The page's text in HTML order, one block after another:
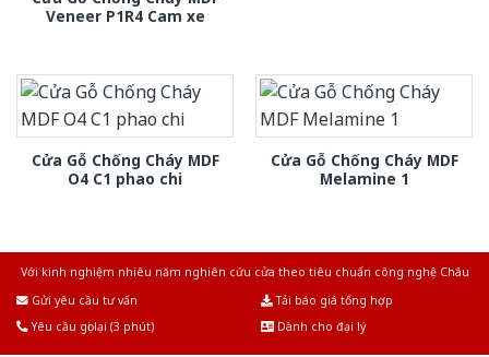
Veneer P1R4 Cam xe
Cửa Gỗ Chống Cháy MDF
O4 C1 phao chi
Cửa Gỗ Chống Cháy MDF
Melamine 1
Với kinh nghiệm nhiêu năm nghiên cứu cửa theo tiêu chuẩn công nghệ Châu
Gửi yêu cầu tư vấn
Tải báo giá tổng hợp
Yêu cầu gọi lại (3 phút)
Dành cho đại lý